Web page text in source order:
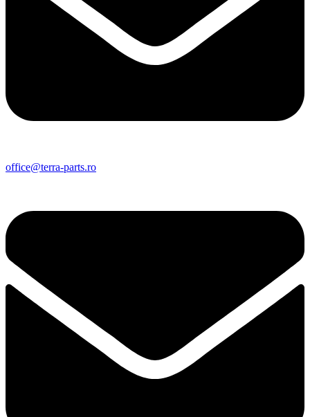
office@terra-parts.ro